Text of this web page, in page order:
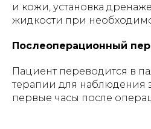
и кожи, установка
жидкости при
Послеоперационный
Пациент переводится в
терапии для наблюдения
первые часы после